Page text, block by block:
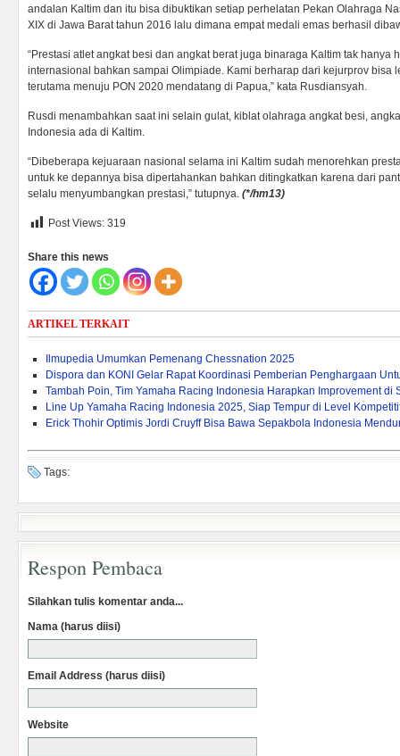
andalan Kaltim dan itu bisa dibuktikan setiap perhelatan Pekan Olahraga
XIX di Jawa Barat tahun 2016 lalu dimana empat medali emas berhasil
“Prestasi atlet angkat besi dan angkat berat juga binaraga Kaltim tak hanya
internasional bahkan sampai Olimpiade. Kami berharap dari kejurprov bisa
terutama menuju PON 2020 mendatang di Papua,” kata Rusdiansyah.
Rusdi menambahkan saat ini selain gulat, kiblat olahraga angkat besi,
Indonesia ada di Kaltim.
“Dibeberapa kejuaraan nasional selama ini Kaltim sudah menorehkan
untuk ke depannya bisa dipertahankan bahkan ditingkatkan karena dari
selalu menyumbangkan prestasi,” tutupnya. (*/hm13)
Post Views: 319
Share this news
ARTIKEL TERKAIT
Ilmupedia Umumkan Pemenang Chessnation 2025
Dispora dan KONI Gelar Rapat Koordinasi Pemberian Penghargaan
Tambah Poin, Tim Yamaha Racing Indonesia Harapkan Improvement di
Line Up Yamaha Racing Indonesia 2025, Siap Tempur di Level
Erick Thohir Optimis Jordi Cruyff Bisa Bawa Sepakbola Indonesia
Tags:
Respon Pembaca
Silahkan tulis komentar anda...
Nama (harus diisi)
Email Address (harus diisi)
Website